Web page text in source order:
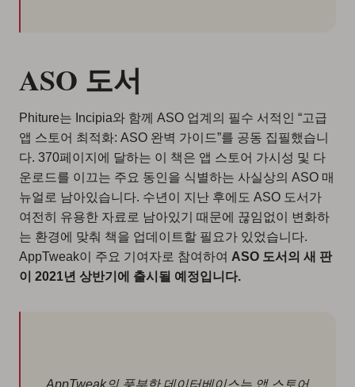
ASO 도서
Phiture는 Incipia와 함께 ASO 업계의 필수 서적인 “고급
앱 스토어 최적화: ASO 완벽 가이드”를 공동 집필했습니
다. 370페이지에 달하는 이 책은 앱 스토어 가시성 및 다
운로드를 이끄는 주요 동인을 식별하는 사실상의 ASO 매
뉴얼로 남아있습니다. 수년이 지난 후에도 ASO 도서가
여전히 유용한 자료로 남아있기 때문에 끊임없이 변화하
는 환경에 맞춰 책을 업데이트할 필요가 있었습니다.
AppTweak이 주요 기여자로 참여하여 ASO 도서의 새 판
이 2021년 상반기에 출시될 예정입니다.
AppTweak의 풍부한 데이터베이스는 앱 스토어